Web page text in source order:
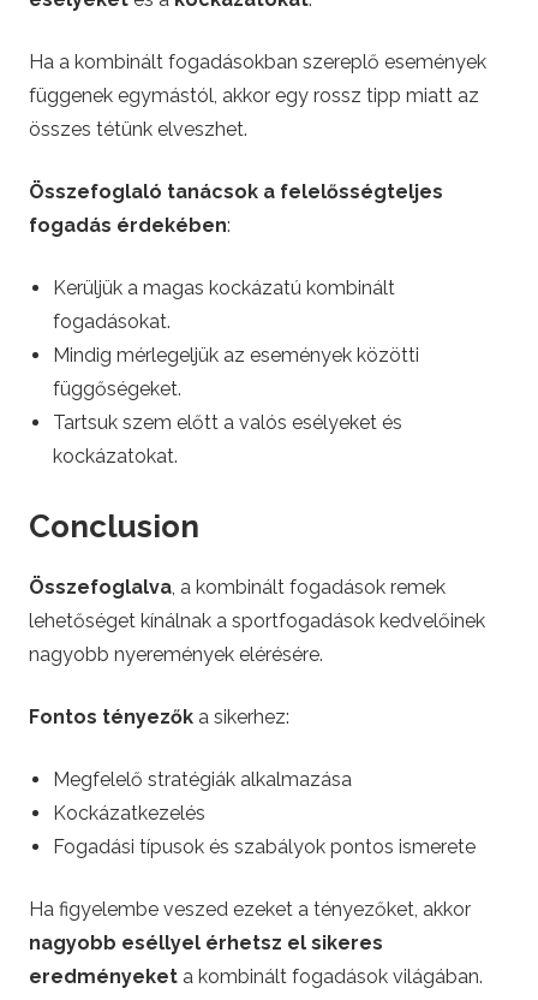
Ha a kombinált fogadásokban szereplő események
függenek egymástól, akkor egy rossz tipp miatt az
összes tétünk elveszhet.
Összefoglaló tanácsok a felelősségteljes
fogadás érdekében:
Kerüljük a magas kockázatú kombinált
fogadásokat.
Mindig mérlegeljük az események közötti
függőségeket.
Tartsuk szem előtt a valós esélyeket és
kockázatokat.
Conclusion
Összefoglalva, a kombinált fogadások remek
lehetőséget kínálnak a sportfogadások kedvelőinek
nagyobb nyeremények elérésére.
Fontos tényezők a sikerhez:
Megfelelő stratégiák alkalmazása
Kockázatkezelés
Fogadási típusok és szabályok pontos ismerete
Ha figyelembe veszed ezeket a tényezőket, akkor
nagyobb eséllyel érhetsz el sikeres
eredményeket a kombinált fogadások világában.